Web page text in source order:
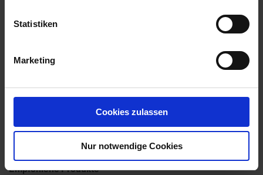
Statistiken
Marketing
Cookies zulassen
Nur notwendige Cookies
FESTGELEGTEN ANWENDUNGEN DES MITTELS
WERDEN BIENEN NICHT GEF...
Empfohlene Produkte